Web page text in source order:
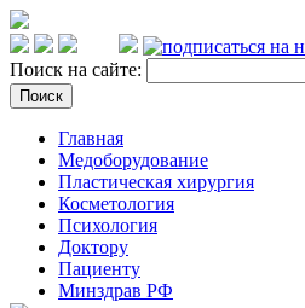
Поиск на сайте:
Главная
Медоборудование
Пластическая хирургия
Косметология
Психология
Доктору
Пациенту
Минздрав РФ